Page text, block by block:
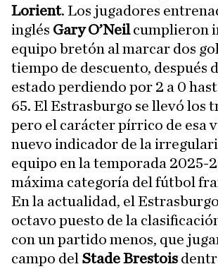
Lorient. Los jugadores
inglés Gary O’Neilcumplieron
equipo bretón al marcar dos
tiempo de descuento, después
estado perdiendo por 2 a 0
65. El Estrasburgo se llevó los
pero el carácter pírrico de esa
nuevo indicador de la
equipo en la temporada 2025-
máxima categoría del fútbol
En la actualidad, el
octavo puesto de la
con un partido menos, que
campo del Stade Brestois